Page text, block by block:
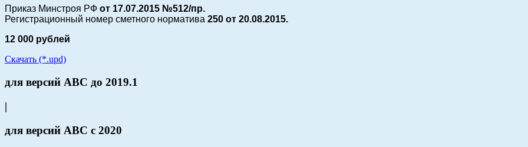
Приказ Минстроя РФ от 17.07.2015 №512/пр.
Регистрационный номер сметного норматива 250 от 20.08.2015.
12 000 рублей
Скачать (*.upd)
для версий АВС до 2019.1
|
для версий АВС с 2020